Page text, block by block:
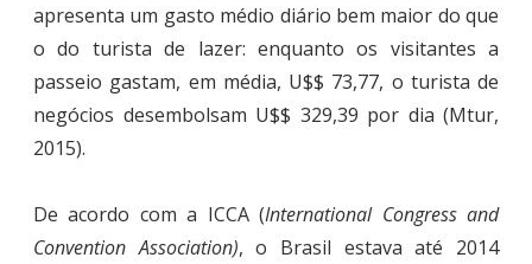
apresenta um gasto médio diário bem maior do que
o do turista de lazer: enquanto os visitantes a
passeio gastam, em média, U$$ 73,77, o turista de
negócios desembolsam U$$ 329,39 por dia (Mtur,
2015).
De acordo com a ICCA (International Congress and
Convention Association), o Brasil estava até 2014